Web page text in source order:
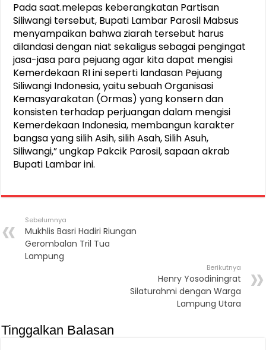
Pada saat.melepas keberangkatan Partisan
Siliwangi tersebut, Bupati Lambar Parosil Mabsus
menyampaikan bahwa ziarah tersebut harus
dilandasi dengan niat sekaligus sebagai pengingat
jasa-jasa para pejuang agar kita dapat mengisi
Kemerdekaan RI ini seperti landasan Pejuang
Siliwangi Indonesia, yaitu sebuah Organisasi
Kemasyarakatan (Ormas) yang konsern dan
konsisten terhadap perjuangan dalam mengisi
Kemerdekaan Indonesia, membangun karakter
bangsa yang silih Asih, silih Asah, Silih Asuh,
Siliwangi,” ungkap Pakcik Parosil, sapaan akrab
Bupati Lambar ini.
Sebelumnya
Mukhlis Basri Hadiri Riungan
Gerombalan Tril Tua
Lampung
Berikutnya
Henry Yosodiningrat
Silaturahmi dengan Warga
Lampung Utara
Tinggalkan Balasan